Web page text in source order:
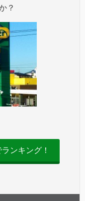
？
ンキング！